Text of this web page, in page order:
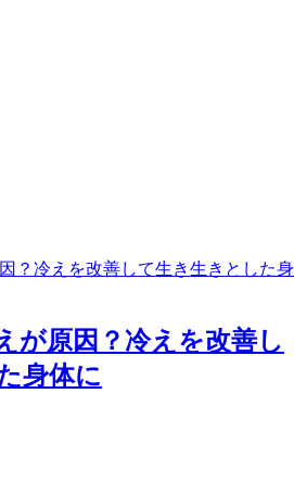
が原因？冷えを改善し
身体に